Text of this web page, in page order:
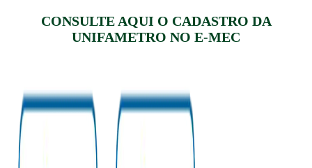
CONSULTE AQUI O CADASTRO DA
UNIFAMETRO NO E-MEC